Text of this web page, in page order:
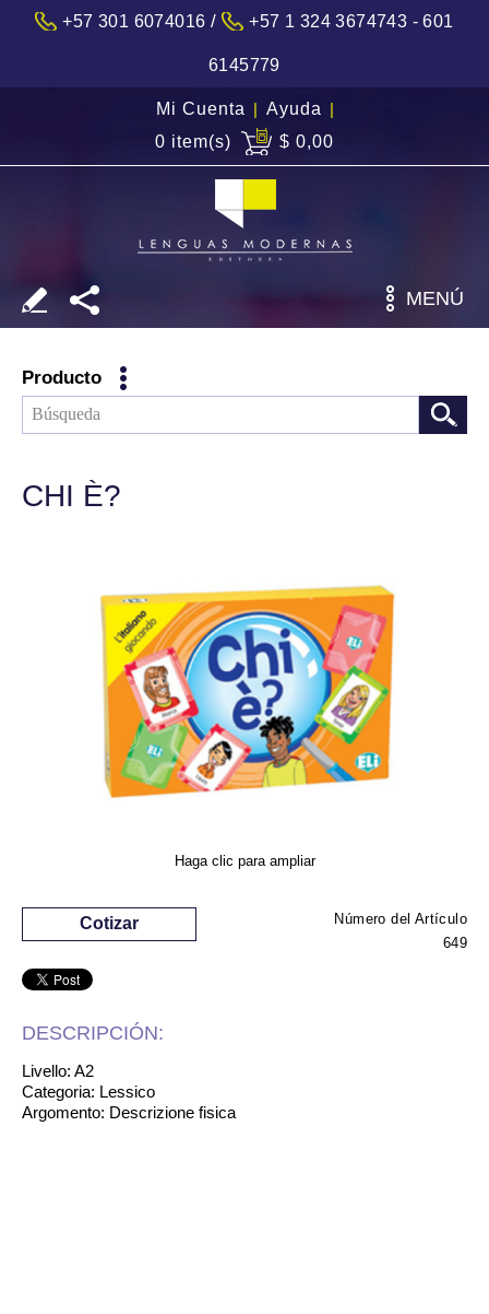
+57 301 6074016 / +57 1 324 3674743 - 601
6145779
Mi Cuenta | Ayuda |
0 item(s)
$ 0,00
MENÚ
Producto
CHI È?
Haga clic para ampliar
Número del Artículo
649
Cotizar
DESCRIPCIÓN:
Livello: A2
Categoria: Lessico
Argomento: Descrizione fisica